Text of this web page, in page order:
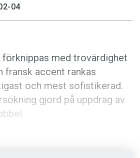
digitalt
04
förknippas med trovärdighet
fransk accent rankas
och mest sofistikerad.
gjord på uppdrag av